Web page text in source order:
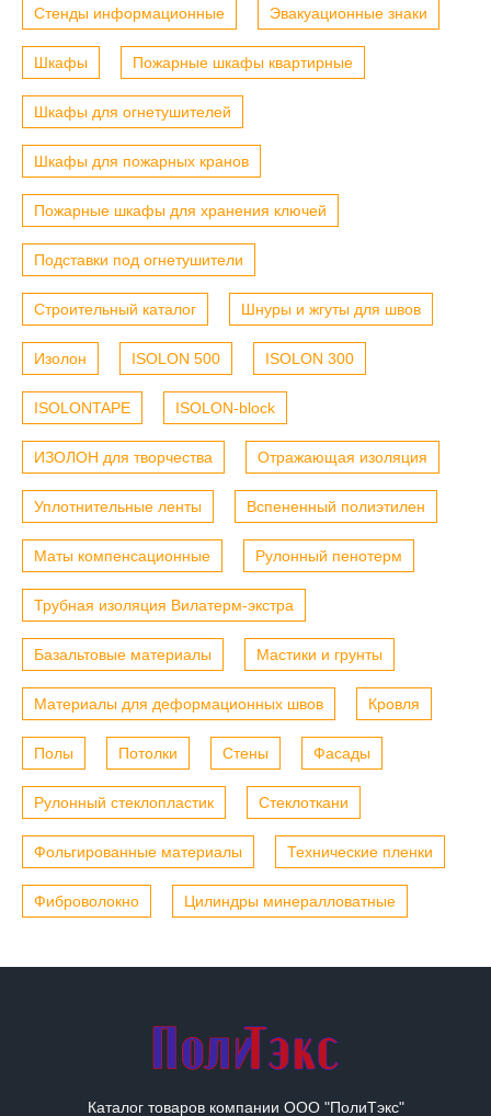
Стенды информационные Эвакуационные знаки
Шкафы Пожарные шкафы квартирные
Шкафы для огнетушителей
Шкафы для пожарных кранов
Пожарные шкафы для хранения ключей
Подставки под огнетушители
Строительный каталог Шнуры и жгуты для швов
Изолон ISOLON 500 ISOLON 300
ISOLONTAPE ISOLON-block
ИЗОЛОН для творчества Отражающая изоляция
Уплотнительные ленты Вспененный полиэтилен
Маты компенсационные Рулонный пенотерм
Трубная изоляция Вилатерм-экстра
Базальтовые материалы Мастики и грунты
Материалы для деформационных швов Кровля
Полы Потолки Стены Фасады
Рулонный стеклопластик Стеклоткани
Фольгированные материалы Технические пленки
Фиброволокно Цилиндры минералловатные
Каталог товаров компании ООО "ПолиТэкс"